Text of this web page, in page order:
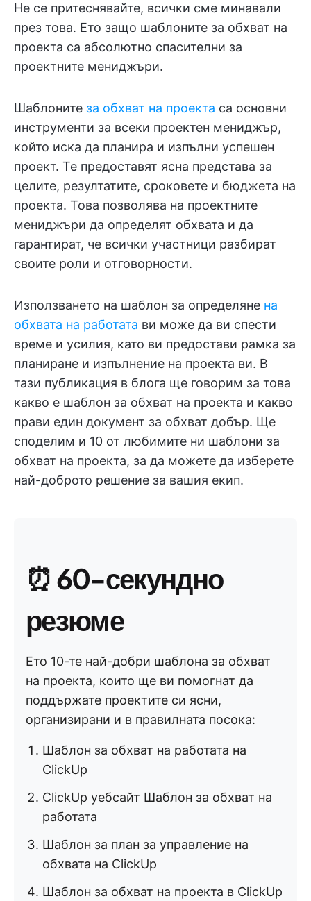
Не се притеснявайте, всички сме минавали
през това. Ето защо шаблоните за обхват на
проекта са абсолютно спасителни за
проектните мениджъри.
Шаблоните за обхват на проекта са основни
инструменти за всеки проектен мениджър,
който иска да планира и изпълни успешен
проект. Те предоставят ясна представа за
целите, резултатите, сроковете и бюджета на
проекта. Това позволява на проектните
мениджъри да определят обхвата и да
гарантират, че всички участници разбират
своите роли и отговорности.
Използването на шаблон за определяне на
обхвата на работата ви може да ви спести
време и усилия, като ви предостави рамка за
планиране и изпълнение на проекта ви. В
тази публикация в блога ще говорим за това
какво е шаблон за обхват на проекта и какво
прави един документ за обхват добър. Ще
споделим и 10 от любимите ни шаблони за
обхват на проекта, за да можете да изберете
най-доброто решение за вашия екип.
⏰60-секундно
резюме
Ето 10-те най-добри шаблона за обхват
на проекта, които ще ви помогнат да
поддържате проектите си ясни,
организирани и в правилната посока:
Шаблон за обхват на работата на
ClickUp
ClickUp уебсайт Шаблон за обхват на
работата
Шаблон за план за управление на
обхвата на ClickUp
Шаблон за обхват на проекта в ClickUp